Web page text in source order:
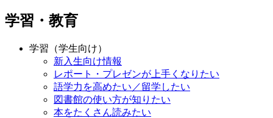
学習・教育
学習（学生向け）
新入生向け情報
レポート・プレゼンが上手くなりたい
語学力を高めたい／留学したい
図書館の使い方が知りたい
本をたくさん読みたい